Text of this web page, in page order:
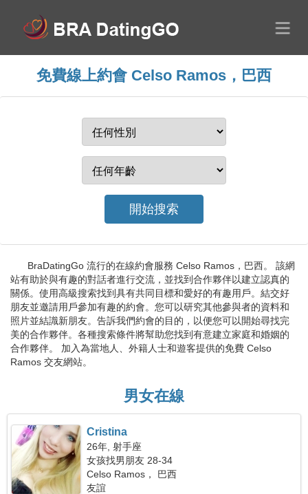
免費線上約會 Celso Ramos，巴西
BraDatingGo 流行的在線約會服務 Celso Ramos，巴西。 該網
站有助於與有趣的對話者進行交流，並找到合作夥伴以建立認真的
關係。使用高級搜索找到具有共同目標和愛好的有趣用戶。結交好
朋友並邀請用戶參加有趣的約會。您可以研究其他參與者的資料和
照片並結識新朋友。告訴我們約會的目的，以便您可以開始尋找完
美的合作夥伴。各種搜索條件將幫助您找到有意建立家庭和婚姻的
合作夥伴。 加入為當地人、外籍人士和遊客提供的免費 Celso
Ramos 交友網站。
男女在線
Cristina
26年, 射手座
女孩找男朋友 28-34
Celso Ramos， 巴西
友誼